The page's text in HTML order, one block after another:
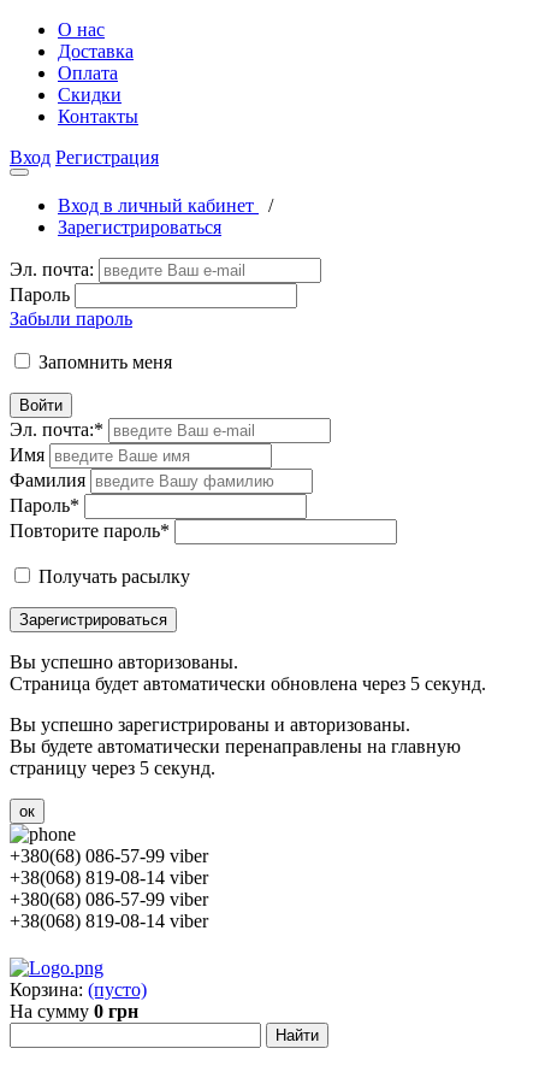
О нас
Доставка
Оплата
Скидки
Контакты
Вход Регистрация
Вход в личный кабинет
/
Зарегистрироваться
Эл. почта:
Пароль
Забыли пароль
Запомнить меня
Войти
Эл. почта:*
Имя
Фамилия
Пароль*
Повторите пароль*
Получать расылку
Зарегистрироваться
Вы успешно авторизованы.
Страница будет автоматически обновлена через 5 секунд.
Вы успешно зарегистрированы и авторизованы.
Вы будете автоматически перенаправлены на главную
страницу через 5 секунд.
ок
+380(68) 086-57-99 viber
+38(068) 819-08-14 viber
+380(68) 086-57-99 viber
+38(068) 819-08-14 viber
Корзина: (пусто)
На сумму 0 грн